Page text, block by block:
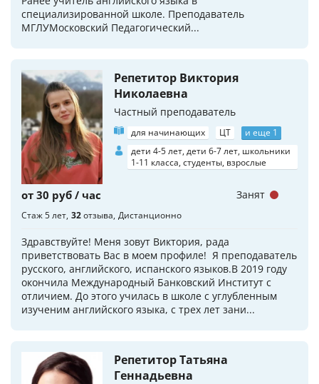
специализированной школе. Преподаватель
МГЛУМосковский Педагогический...
Репетитор Виктория
Николаевна
Частный преподаватель
для начинающих ЦТ
и еще 1
дети 4-5 лет, дети 6-7 лет, школьники
1-11 класса, студенты, взрослые
от 30 руб / час
Стаж 5 лет 32отзыва Дистанционно
Здравствуйте! Меня зовут Виктория, рада
приветствовать Вас в моем профиле! Я преподаватель
русского, английского, испанского языков.В 2019 году
окончила Международный Банковский Институт с
отличием. До этого училась в школе с углубленным
изученим английского языка, с трех лет зани...
Занят
Репетитор Татьяна
Геннадьевна